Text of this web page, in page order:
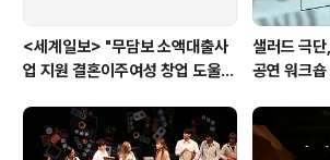
<세계일보> "무담보 소액대출사
업 지원 결혼이주여성 창업 도울
샐러드 극
공연 워크숍